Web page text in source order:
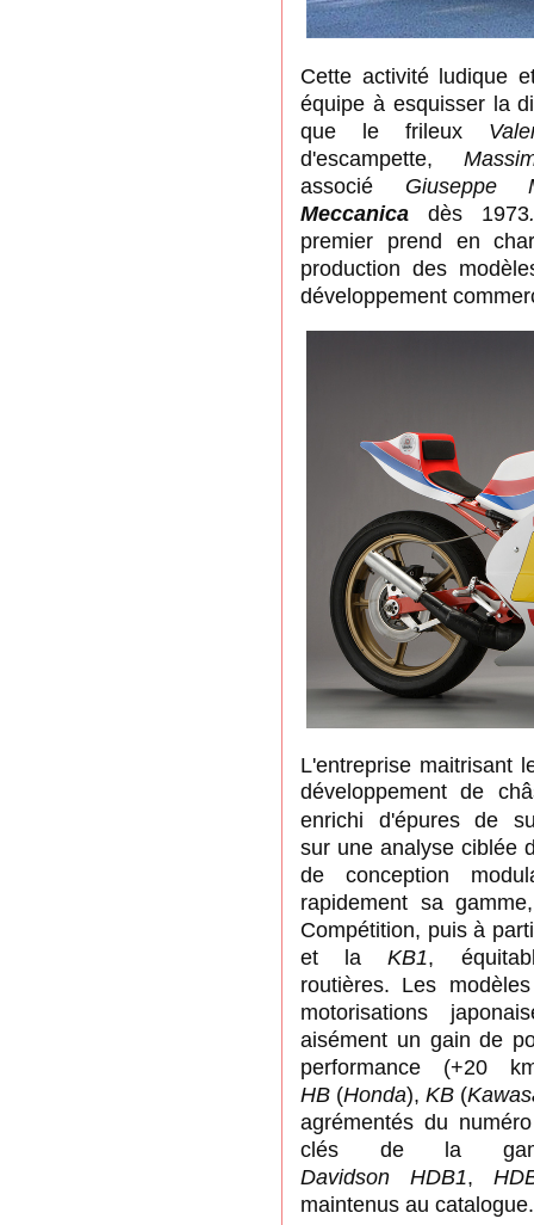
Cette activité ludique
équipe à esquisser la
que le frileux
d'escampette,
associé
Meccanica dès 1973
premier prend en
production des
développement
L'entreprise maitrisant
développement de
enrichi d'épures de
sur une analyse ciblée
de conception
rapidement sa gamme
Compétition, puis à
et laKB1,
routières. Les modèles
motorisations
aisément un gain de
performance (+20
HB (Honda),KB (
agrémentés du
clés de la
Davidson
HDB1,
maintenus au catalogue.